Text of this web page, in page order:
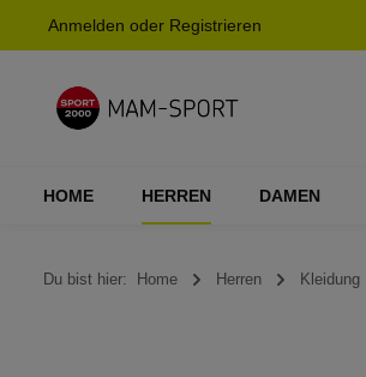
Zur Hauptnavigation springen
Anmelden oder Registrieren
HOME HERREN DAMEN
Du bist hier: Home Herren Kleidung